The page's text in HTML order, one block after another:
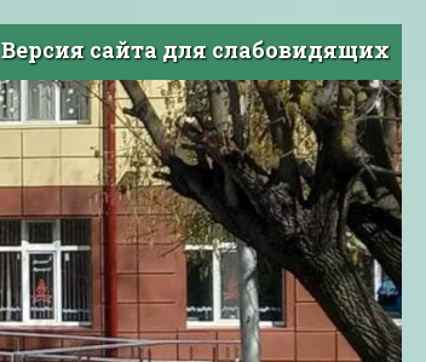
Версия сайта для слабовидящих